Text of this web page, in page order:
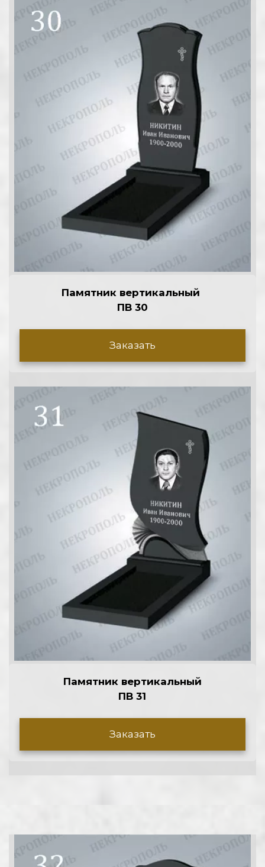
Памятник вертикальный
ПВ 30
Заказать
Памятник вертикальный
ПВ 31
Заказать